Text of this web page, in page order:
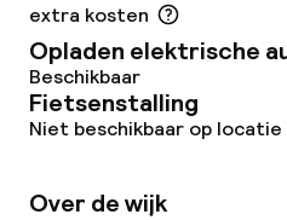
Diner à la carte
Roomservice
extra kosten
Opladen elektrische
Beschikbaar
Fietsenstalling
Niet beschikbaar op locatie
Over de wijk